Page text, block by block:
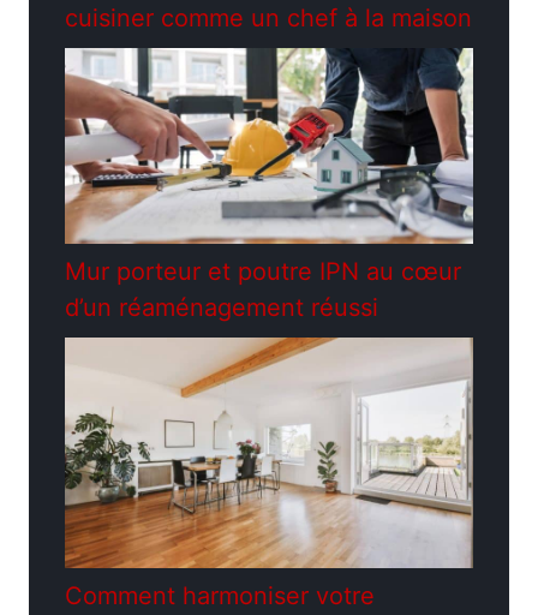
cuisiner comme un chef à la maison
Mur porteur et poutre IPN au cœur
d’un réaménagement réussi
Comment harmoniser votre